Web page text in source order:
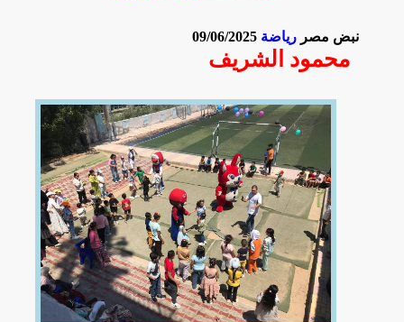
نبض مصر رياضة 09/06/2025
محمود الشريف